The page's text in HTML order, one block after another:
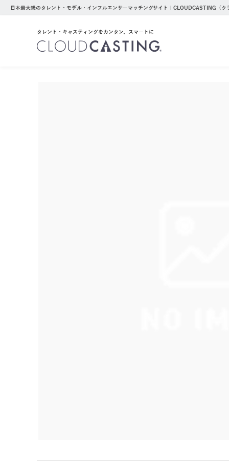
日本最大級のタレント・モデル・インフルエンサーマッチングサイト｜CLOUDCASTING（ク
タレント・キャスティングをカンタン、スマートに